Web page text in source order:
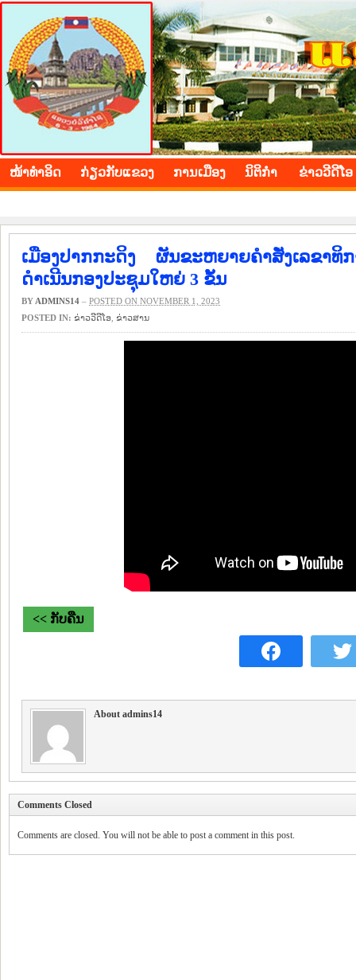
BOLIKHAMXAY PROVINCE
ໜ້າ​ທຳ​ອິດ ​ກ່ຽວ​ກັບ​ແຂວງ ​ການ​ເມືອງ ນິ​ຕິ​ກຳ ຂ່າວ​ວີ​ດີ​ໂອ
ເມືອງປາກກະດິງ ຜັນຂະຫຍາຍຄຳສັ່ງເລຂາ
ດຳເນີນກອງປະຊຸມໃຫຍ່ 3 ຂັ້ນ
BY ADMINS14 – POSTED ON NOVEMBER 1, 2023
POSTED IN: ຂ່າວ​ວີ​ດີ​ໂອ ​ຂ່າວ​ສານ
<< ກັບຄືນ
About admins14
Comments Closed
Comments are closed. You will not be able to post a comment in this post.